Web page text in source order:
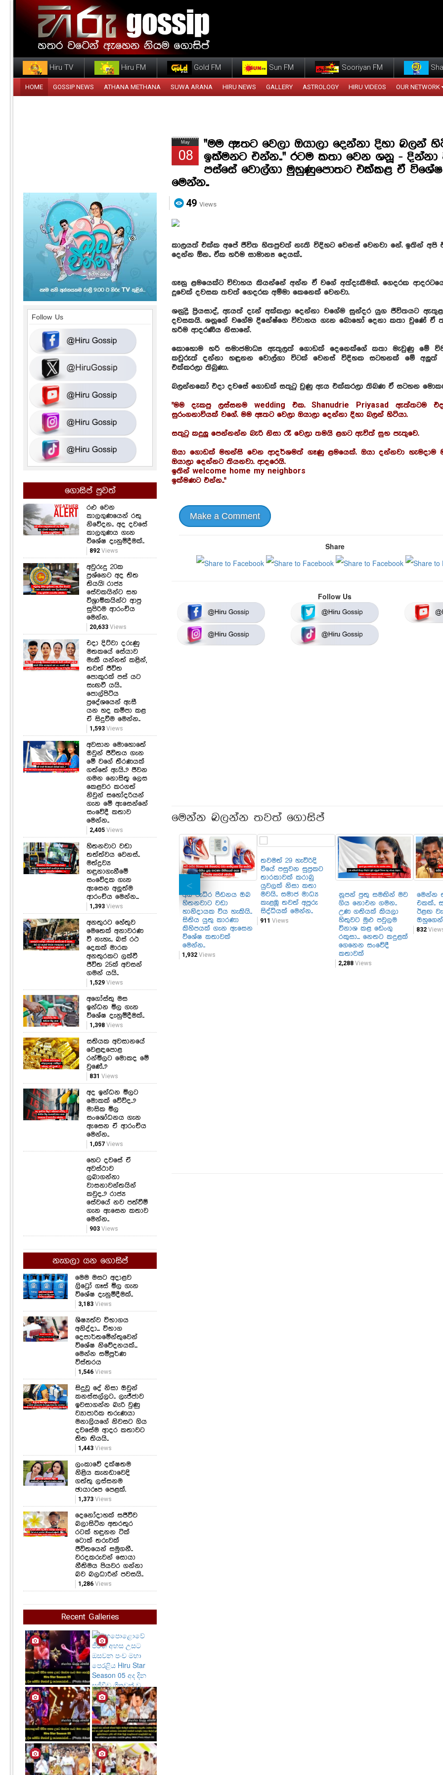
Hiru TV Hiru FM Gold FM Sun FM Sooriyan FM
HOME GOSSIP NEWS ATHANA METHANA SUWA ARANA HIRU NEWS GALLERY ASTROLOGY HIRU VIDEOS OUR NETWORK
May
08
"මම ඈතට වෙලා ඔයාලා දෙන්නා දිහා බලන්
ඉක්මනට එන්න.." රටම කතා වෙන ශනූ - දින්නා
පස්සේ වොල්ගා මුහුණුපොතට එක්කළ ඒ
මෙන්න..
49 Views
කාලයත් එක්ක අපේ ජීවිත හිතපුවත් නැති විදිහට වෙනස් වෙනවා නේ. ඉතින් අපි
දෙන්න ඕන.. ඒක හරිම සාමාන්‍ය දෙයක්..
ගෑනු ළමයෙක්ට විවාහය කියන්නේ අන්න ඒ වගේ අත්දැකීමක්. ගෙදරක
දුවෙක් දවසක තවත් ගෙදරක අම්මා කෙනෙක් වෙනවා.
ශනුද්‍රි ප්‍රියසාද්, ඇයත් දැන් අක්කලා දෙන්නා වගේම සුන්දර යුග ජීවිතයට
දවසකයි. ශනූගේ වගේම දිනේෂ්ගෙ විවාහය ගැන බොහෝ දෙනා කතා වුණේ ඒ
හරිම ආදරණීය නිසානේ.
කොහොම හරි සමාජමාධ්‍ය ඇතුලත් ගොඩක් දෙනෙක්ගේ කතා මැවුණු මේ
කවුරුත් දන්නා හඳුනන වොල්ගා විටක් වෙනස් විදිහක සටහනක් මේ අලුත්
එක්කරලා තිබුණා.
බලන්නකෝ එදා දවසේ ගොඩක් සතුටු වුණු ඇය එක්කරලා තිබණ ඒ සටහන
"මම දැකපු ලස්සනම wedding එක. Shanudrie Priyasad ඇත්තටම
සුරංගනාවියක් වගේ. මම ඈතට වෙලා ඔයාලා දෙන්නා දිහා බලන් හිටියා.
සතුටු කදුලු පෙන්නන්න බැරි නිසා රෑ වෙලා තමයි ළගට ඇවිත් සුභ පැතුවෙ.
ඔයා ගොඩක් මහන්සි වෙන ආදර්ශමත් ගෑණු ළමයෙක්. ඔයා දන්නවා හැමදාම
ඔයාලා දෙන්නට තියනවා. ආදරෙයි.
ඉතින් welcome home my neighbors
ඉක්මණට එන්න.."
Make a Comment
Share
Follow Us
මෙන්න බලන්න තවත් ගොසිප්
අධි රුධිර පීඩනය ඔබ
හිතනවාට වඩා
හානිදායක විය හැකියි..
සිතිය යුතු කාරණා
කිහිපයක් ගැන ඇසෙන
විශේෂ කතාවක්
මෙන්න..
1,932 Views
තවමත් 29 හැවිරිදි
වියේ පසුවන සුප්‍රකට
තාරකාවක් කරාබු
යුවලක් නිසා කතා
මවයි.. සමාජ මාධ්‍ය
කැළඹූ තවත් අපූරු
සිද්ධියක් මෙන්න..
911 Views
නූපන් පුතු සමඟින් මව
ගිය නොඑන ගමන..
උණ ගතියක් කියලා
හිතුවට මුළු පවුලම
විනාශ කළ ඩෙංගු
රකුසා... නෙතට කදුළක්
ගෙනෙන සංවේදී
කතාවක්
2,288 Views
මෙන්න
එකක්..
ඊළඟ
832
Follow Us
ගොසිප් පුවත්
රළු වෙන
කාලගුණයෙන් රතු
නිවේදන.. අද දවසේ
කාලගුණය ගැන
විශේෂ දැනුම්දීමක්..
892Views
අවුරුදු 20ක
ප්‍රශ්නෙට අද තිත
තියයි! රාජ්‍ය
සේවකයින්ට සහ
විශ්‍රාමිකයින්ට ආපු
සුපිරිම ආරංචිය
මෙන්න.
20,633Views
එදා දිට්වා දරුණු
මතකයේ සේයාව
මැකී යන්නත් කළින්,
තවත් ජීවිත
පොකුරක් පස් යට
සැඟවී යයි..
පොල්පිටිය
ප්‍රදේශයෙන් ඇසී
යන හද කම්පා කළ
ඒ සිදුවීම මෙන්න..
1,593Views
අවසාන මොහොතේ
ඔවුන් ජීවිතය ගැන
මේ වගේ තීරණයක්
ගත්තේ ඇයි..? ජීවන
ගමන නොසිතූ ලෙස
කෙළවර කරගත්
නිවුන් සහෝදරියන්
ගැන මේ ඇසෙන්නේ
සංවේදී කතාව
මෙන්න..
2,405Views
හිතනවාට වඩා
තත්ත්වය වෙනස්..
මත්ද්‍රව්‍ය
හඳුනාගැනීමේ
සංවේදක ගැන
ඇසෙන අලුත්ම
ආරංචිය මෙන්න...
1,393Views
අනතුරට හේතුව
මෙතෙක් අනාවරණ
වී නැහැ.. බස් රථ
දෙකක් මාරක
අනතුරකට ලක්වී
ජීවිත 25ක් අවසන්
ගමන් යයි..
1,529Views
අගෝස්තු මස
ඉන්ධන මිල ගැන
විශේෂ දැනුම්දීමක්..
1,398Views
සතියක අවසානයේ
වෙළඳපොළ
රන්මිලට මොකද මේ
වුණේ..?
831 Views
අද ඉන්ධන මිලට
මොකක් වේවිද..?
මාසික මිල
සංශෝධනය ගැන
ඇසෙන ඒ ආරංචිය
මෙන්න..
1,057Views
හෙට දවසේ ඒ
අවස්ථාව
ලබාගන්නා
වාසනාවන්තයින්
කවුද..? රාජ්‍ය
සේවයේ නව පත්වීම්
ගැන ඇසෙන කතාව
මෙන්න..
903Views
නැගලා යන ගොසිප්
මෙම මසට අදාළව
ලිට්‍රෝ ගෑස් මිල ගැන
විශේෂ දැනුම්දීමක්..
3,183 Views
ශිෂ්‍යත්ව විභාගය
අනිද්දා... විභාග
දෙපාර්තමේන්තුවෙන්
විශේෂ නිවේදනයක්...
මෙන්න සම්පූර්ණ
විස්තරය
1,546 Views
සිදුවූ දේ නිසා ඔවුන්
කනස්සල්ලට.. ලැජ්ජාව
ඉවසාගන්න බැරි වුණු
ව්‍යාපාරික තරුණයා
මනාලියගේ නිවසට ගිය
දවසේම ආදර කතාවට
තිත තියයි..
1,443 Views
ලංකාවේ දක්ෂතම
නිළිය කැනඩාවෙදි
ගත්තු ලස්සනම
ඡායාරූප පෙළක්.
1,373 Views
දෙනෝදාහක් සජීවීව
බලාසිටින අතරතුර
රටක් හඳුනන ටික්
ටොක් තරුවක්
ජීවිතයෙන් සමුගනී..
වරදකරුවන් සොයා
නීතිමය පියවර ගන්නා
බව බලධාරීන් පවසයි..
1,286 Views
Recent Galleries